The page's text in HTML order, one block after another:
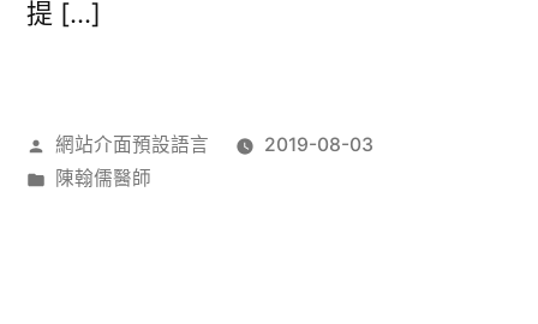
提 […]
作
者:
網站介面預設語言
2019-08-03
分
陳翰儒醫師